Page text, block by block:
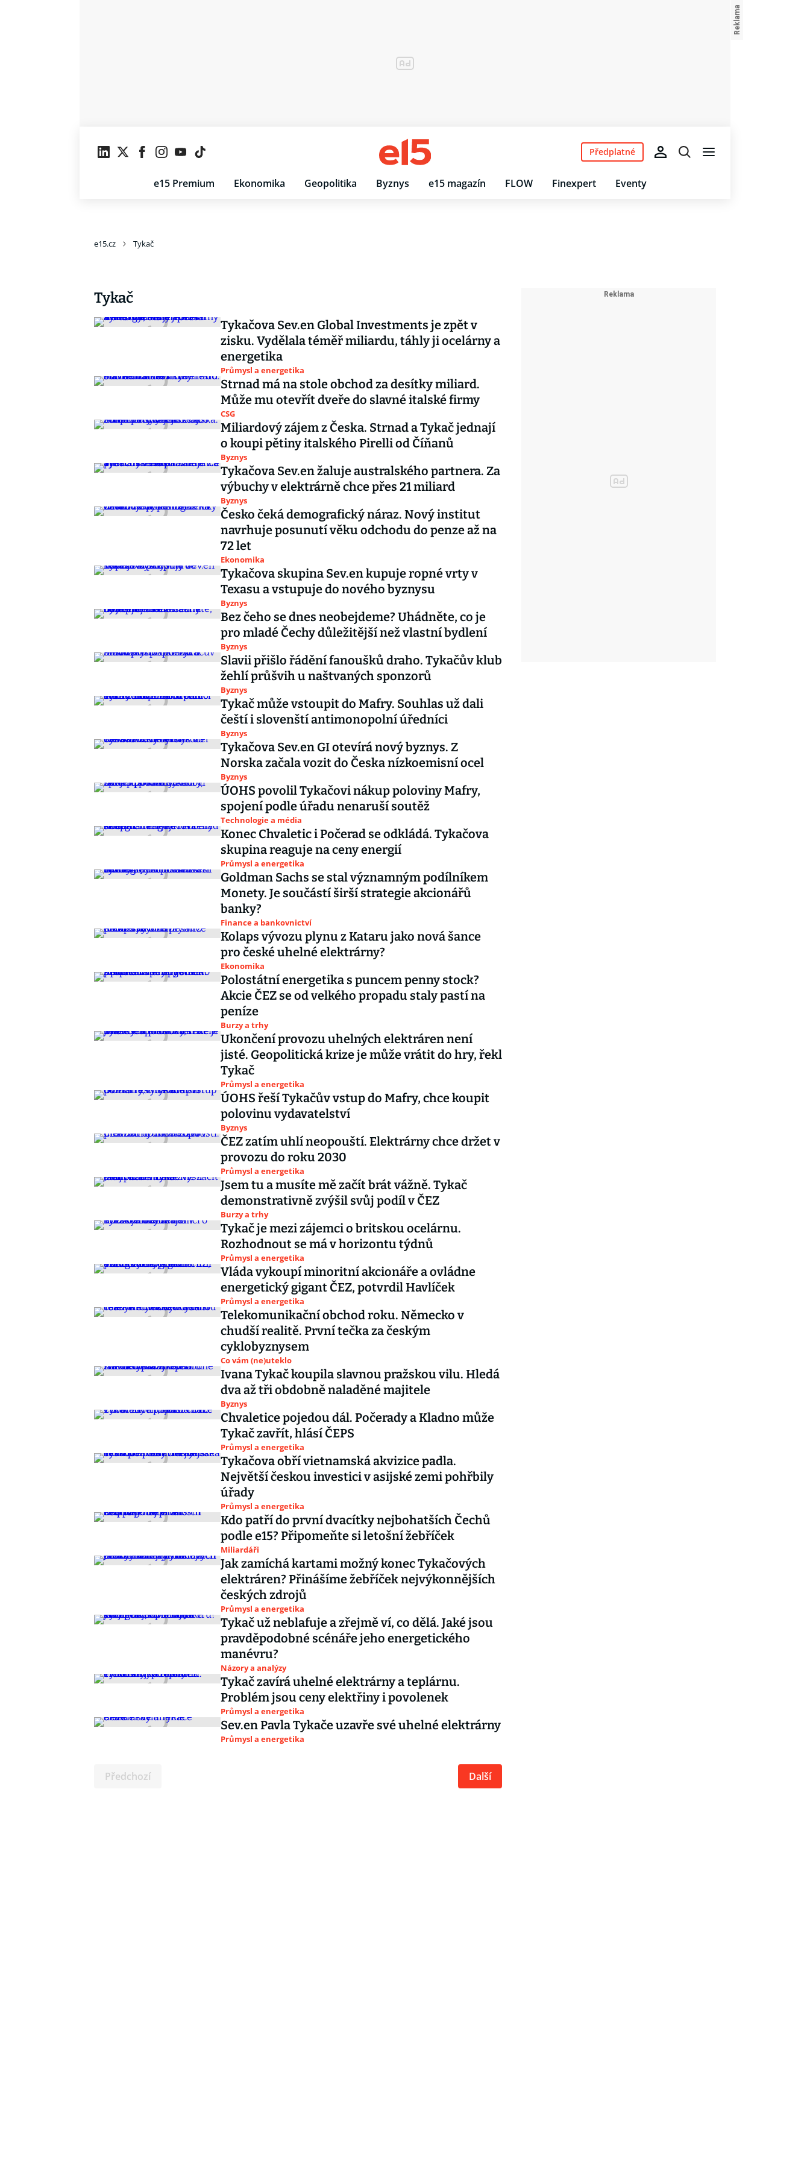
e15 Premium Ekonomika Geopolitika Byznys e15 magazín FLOW Finexpert Eventy
Předplatné
e15.cz Tykač
Tykač
Tykačova Sev.en Global Investments je zpět v
zisku. Vydělala téměř miliardu, táhly ji ocelárny a
energetika
Průmysl a energetika
Strnad má na stole obchod za desítky miliard.
Může mu otevřít dveře do slavné italské firmy
CSG
Miliardový zájem z Česka. Strnad a Tykač jednají
o koupi pětiny italského Pirelli od Číňanů
Byznys
Tykačova Sev.en žaluje australského partnera. Za
výbuchy v elektrárně chce přes 21 miliard
Byznys
Česko čeká demografický náraz. Nový institut
navrhuje posunutí věku odchodu do penze až na
72 let
Ekonomika
Tykačova skupina Sev.en kupuje ropné vrty v
Texasu a vstupuje do nového byznysu
Byznys
Bez čeho se dnes neobejdeme? Uhádněte, co je
pro mladé Čechy důležitější než vlastní bydlení
Byznys
Slavii přišlo řádění fanoušků draho. Tykačův klub
žehlí průšvih u naštvaných sponzorů
Byznys
Tykač může vstoupit do Mafry. Souhlas už dali
čeští i slovenští antimonopolní úředníci
Byznys
Tykačova Sev.en GI otevírá nový byznys. Z
Norska začala vozit do Česka nízkoemisní ocel
Byznys
ÚOHS povolil Tykačovi nákup poloviny Mafry,
spojení podle úřadu nenaruší soutěž
Technologie a média
Konec Chvaletic i Počerad se odkládá. Tykačova
skupina reaguje na ceny energií
Průmysl a energetika
Goldman Sachs se stal významným podílníkem
Monety. Je součástí širší strategie akcionářů
banky?
Finance a bankovnictví
Kolaps vývozu plynu z Kataru jako nová šance
pro české uhelné elektrárny?
Ekonomika
Polostátní energetika s puncem penny stock?
Akcie ČEZ se od velkého propadu staly pastí na
peníze
Burzy a trhy
Ukončení provozu uhelných elektráren není
jisté. Geopolitická krize je může vrátit do hry, řekl
Tykač
Průmysl a energetika
ÚOHS řeší Tykačův vstup do Mafry, chce koupit
polovinu vydavatelství
Byznys
ČEZ zatím uhlí neopouští. Elektrárny chce držet v
provozu do roku 2030
Průmysl a energetika
Jsem tu a musíte mě začít brát vážně. Tykač
demonstrativně zvýšil svůj podíl v ČEZ
Burzy a trhy
Tykač je mezi zájemci o britskou ocelárnu.
Rozhodnout se má v horizontu týdnů
Průmysl a energetika
Vláda vykoupí minoritní akcionáře a ovládne
energetický gigant ČEZ, potvrdil Havlíček
Průmysl a energetika
Telekomunikační obchod roku. Německo v
chudší realitě. První tečka za českým
cyklobyznysem
Co vám (ne)uteklo
Ivana Tykač koupila slavnou pražskou vilu. Hledá
dva až tři obdobně naladěné majitele
Byznys
Chvaletice pojedou dál. Počerady a Kladno může
Tykač zavřít, hlásí ČEPS
Průmysl a energetika
Tykačova obří vietnamská akvizice padla.
Největší českou investici v asijské zemi pohřbily
úřady
Průmysl a energetika
Kdo patří do první dvacítky nejbohatších Čechů
podle e15? Připomeňte si letošní žebříček
Miliardáři
Jak zamíchá kartami možný konec Tykačových
elektráren? Přinášíme žebříček nejvýkonnějších
českých zdrojů
Průmysl a energetika
Tykač už neblafuje a zřejmě ví, co dělá. Jaké jsou
pravděpodobné scénáře jeho energetického
manévru?
Názory a analýzy
Tykač zavírá uhelné elektrárny a teplárnu.
Problém jsou ceny elektřiny i povolenek
Průmysl a energetika
Sev.en Pavla Tykače uzavře své uhelné elektrárny
Průmysl a energetika
Předchozí Další